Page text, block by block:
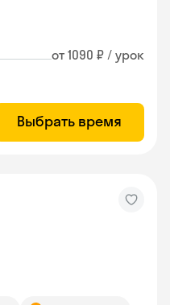
от 1090 ₽ / урок
Выбрать время